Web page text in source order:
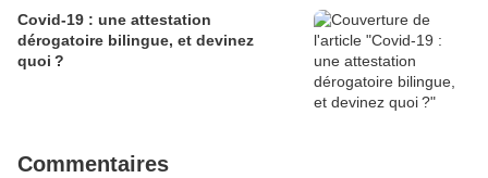
Covid-19 : une attestation
dérogatoire bilingue, et devinez
quoi ?
Commentaires